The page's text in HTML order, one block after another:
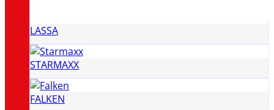
LASSA
STARMAXX
FALKEN